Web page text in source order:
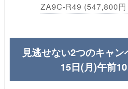
ZA9C-R49 (547,800
見逃せない2つのキャ
15日(月)午前